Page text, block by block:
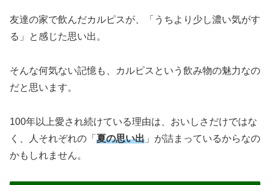
友達の家で飲んだカルピスが、「うちより少し濃い気がす
る」と感じた思い出。
そんな何気ない記憶も、カルピスという飲み物の魅力なの
だと思います。
100年以上愛され続けている理由は、おいしさだけではな
く、人それぞれの「 夏の思い出 」が詰まっているからなの
かもしれません。